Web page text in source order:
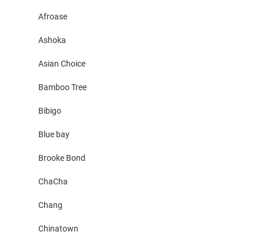
Afroase
Ashoka
Asian Choice
Bamboo Tree
Bibigo
Blue bay
Brooke Bond
ChaCha
Chang
Chinatown